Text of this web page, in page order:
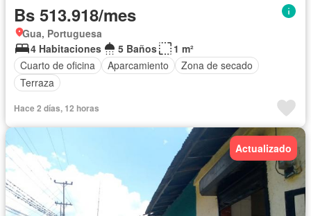
Bs 513.918/mes
Gua, Portuguesa
4 Habitaciones
5 Baños
1 m²
Cuarto de oficina
Aparcamiento
Zona de secado
Terraza
Hace 2 días, 12 horas
Actualizado